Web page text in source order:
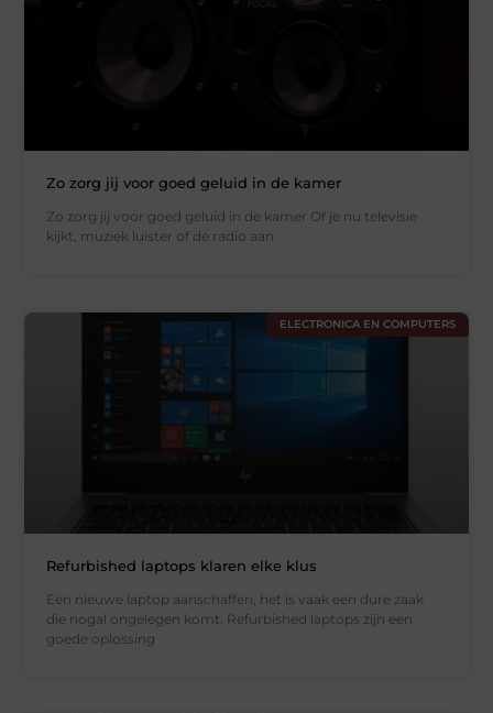
Zo zorg jij voor goed geluid in de kamer
Zo zorg jij voor goed geluid in de kamer Of je nu televisie
kijkt, muziek luister of de radio aan
ELECTRONICA EN COMPUTERS
Refurbished laptops klaren elke klus
Een nieuwe laptop aanschaffen, het is vaak een dure zaak
die nogal ongelegen komt. Refurbished laptops zijn een
goede oplossing